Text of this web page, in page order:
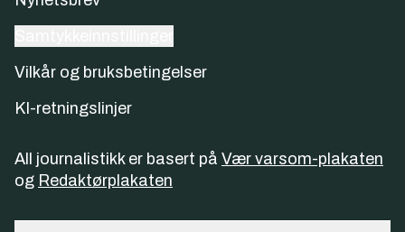
Vilkår og bruksbetingelser
KI-retningslinjer
All journalistikk er basert på Vær varsom-plakaten
og Redaktørplakaten